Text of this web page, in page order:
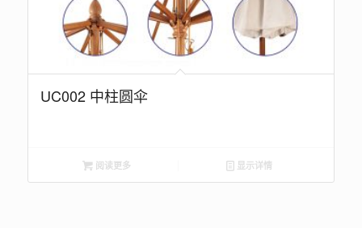
UC002 中柱圆伞
阅读更多 显示详情